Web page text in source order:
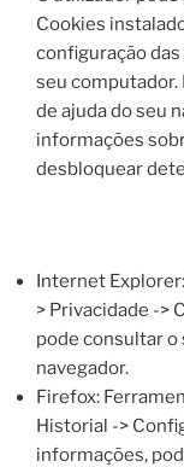
Cookies
configuração
seu computador.
de ajuda do seu
informações
desbloquear
Internet
> Privacidade ->
pode consultar
navegador.
Firefox:
Historial ->
informações,